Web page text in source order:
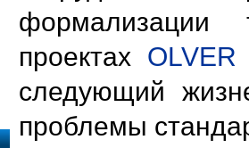
формализации
проектах OLVER
следующий
проблемы